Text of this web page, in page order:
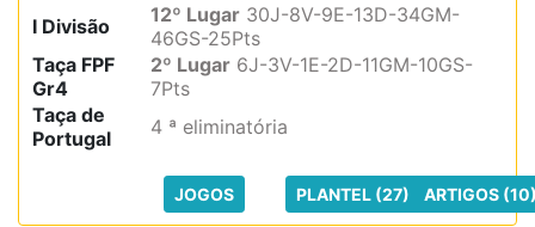
I Divisão 12º Lugar 30J-8V-9E-13D-34GM-
46GS-25Pts
Taça FPF
Gr4
2º Lugar 6J-3V-1E-2D-11GM-10GS-
7Pts
Taça de
Portugal
4 ª eliminatória
JOGOS PLANTEL (27) ARTIGOS